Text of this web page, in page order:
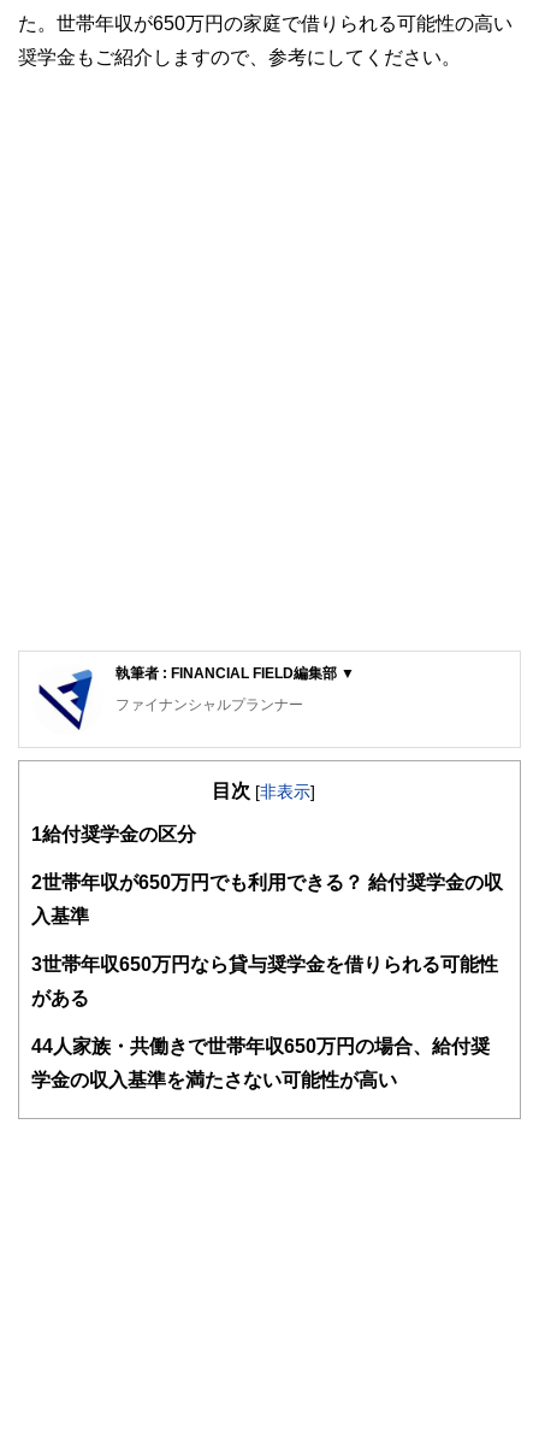
た。世帯年収が650万円の家庭で借りられる可能性の高い
奨学金もご紹介しますので、参考にしてください。
執筆者 : FINANCIAL FIELD編集部 ▼
ファイナンシャルプランナー
FinancialField編集部は、金融、経済に関する記事を、日々
知識がない方でも理解できるようわかりやすく発信していま
得者を中心に「お金や暮らし」に関する書籍・雑誌の編集経
験者で構成され、企画立案から記事掲載まですべての工程に
FinancialFieldの特徴は、ファイナンシャルプランナー、弁
護士、税理士、宅地建物取引士、相続診断士、住宅ローンア
ど150名以上の有資格者を執筆者・監修者として迎え、むず
をわかりやすく発信している点です。
目次 [非表示]
1 給付奨学金の区分
2世帯年収が650万円でも利用できる？ 給付奨学金の収
入基準
3世帯年収650万円なら貸与奨学金を借りられる可能性
がある
44人家族・共働きで世帯年収650万円の場合、給付奨
学金の収入基準を満たさない可能性が高い